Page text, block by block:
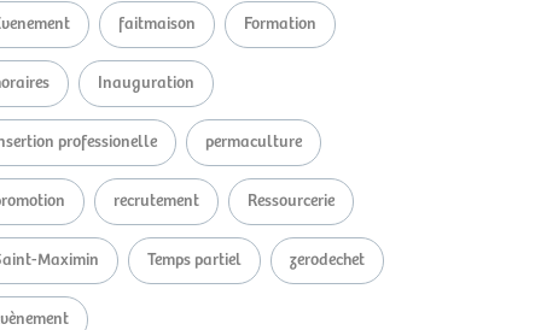
faitmaison Formation
Inauguration
professionelle permaculture
recrutement Ressourcerie
Maximin Temps partiel zerodechet